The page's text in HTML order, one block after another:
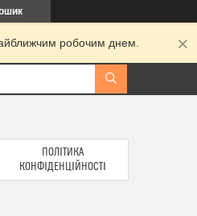
робочим днем.
ПОЛІТИКА
КОНФІДЕНЦІЙНОСТІ